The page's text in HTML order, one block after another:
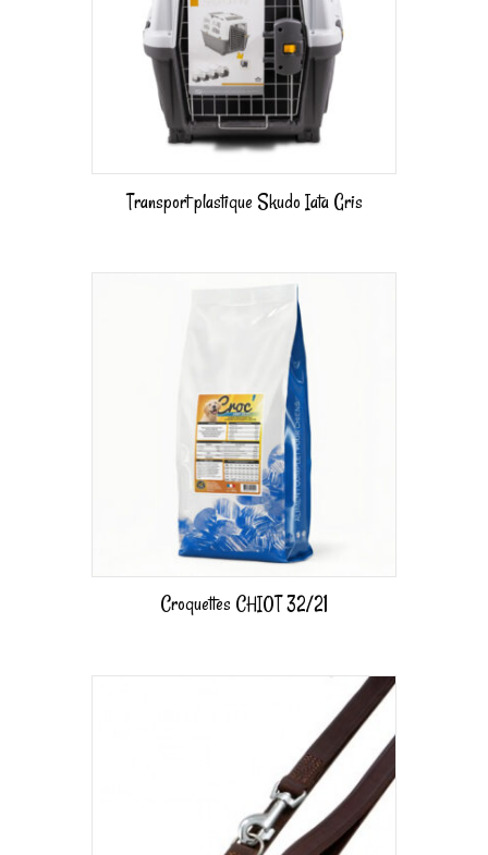
Transport plastique Skudo Iata Gris
Croquettes CHIOT 32/21